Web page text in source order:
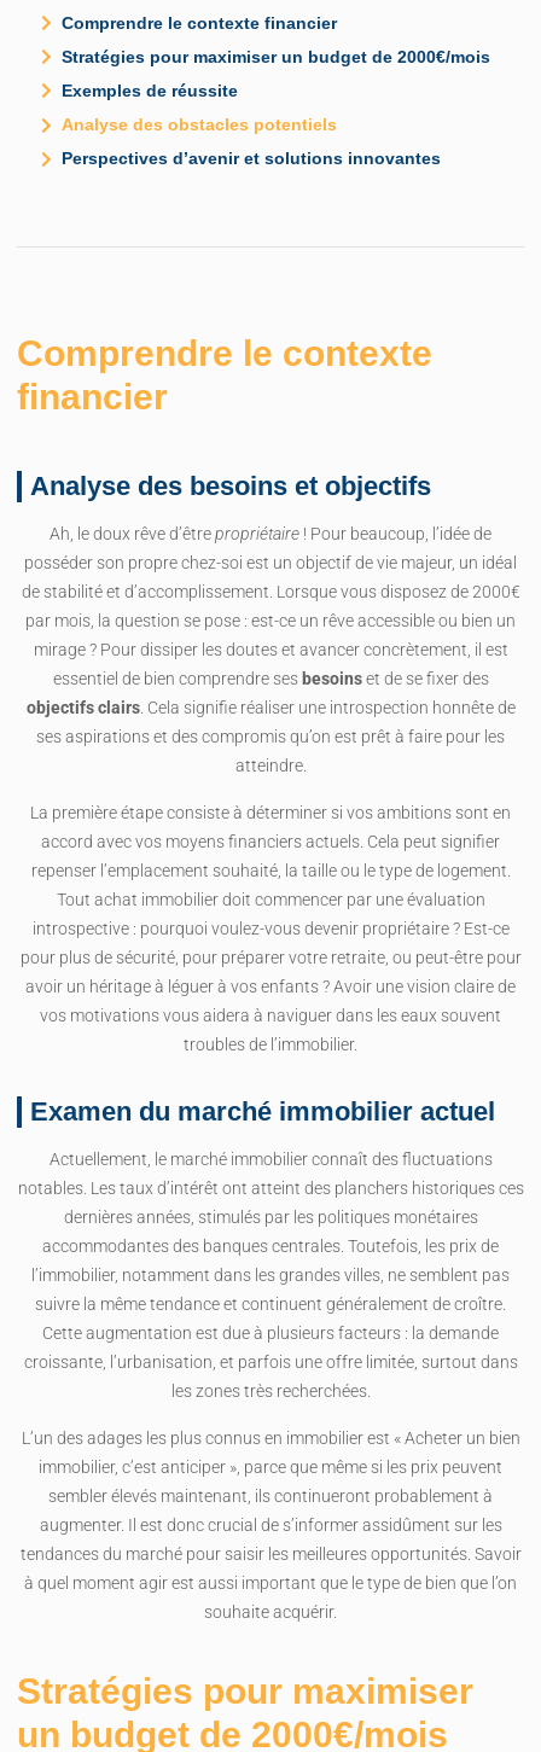
Comprendre le contexte financier
Stratégies pour maximiser un budget de 2000€/mois
Exemples de réussite
Analyse des obstacles potentiels
Perspectives d’avenir et solutions innovantes
Comprendre le contexte
financier
Analyse des besoins et objectifs
Ah, le doux rêve d’êtrepropriétaire ! Pour beaucoup, l’idée de
posséder son propre chez-soi est un objectif de vie majeur, un idéal
de stabilité et d’accomplissement. Lorsque vous disposez de 2000€
par mois, la question se pose : est-ce un rêve accessible ou bien un
mirage ? Pour dissiper les doutes et avancer concrètement, il est
essentiel de bien comprendre sesbesoinset de se fixer des
objectifs clairs. Cela signifie réaliser une introspection honnête de
ses aspirations et des compromis qu’on est prêt à faire pour les
atteindre.
La première étape consiste à déterminer si vos ambitions sont en
accord avec vos moyens financiers actuels. Cela peut signifier
repenser l’emplacement souhaité, la taille ou le type de logement.
Tout achat immobilier doit commencer par une évaluation
introspective : pourquoi voulez-vous devenir propriétaire ? Est-ce
pour plus de sécurité, pour préparer votre retraite, ou peut-être pour
avoir un héritage à léguer à vos enfants ? Avoir une vision claire de
vos motivations vous aidera à naviguer dans les eaux souvent
troubles de l’immobilier.
Examen du marché immobilier actuel
Actuellement, le marché immobilier connaît des fluctuations
notables. Les taux d’intérêt ont atteint des planchers historiques ces
dernières années, stimulés par les politiques monétaires
accommodantes des banques centrales. Toutefois, les prix de
l’immobilier, notamment dans les grandes villes, ne semblent pas
suivre la même tendance et continuent généralement de croître.
Cette augmentation est due à plusieurs facteurs : la demande
croissante, l’urbanisation, et parfois une offre limitée, surtout dans
les zones très recherchées.
L’un des adages les plus connus en immobilier est « Acheter un bien
immobilier, c’est anticiper », parce que même si les prix peuvent
sembler élevés maintenant, ils continueront probablement à
augmenter. Il est donc crucial de s’informer assidûment sur les
tendances du marché pour saisir les meilleures opportunités. Savoir
à quel moment agir est aussi important que le type de bien que l’on
souhaite acquérir.
Stratégies pour maximiser
un budget de 2000€/mois